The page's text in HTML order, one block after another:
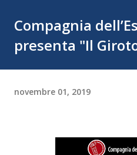
Compagnia
presenta "Il
novembre 01, 2019